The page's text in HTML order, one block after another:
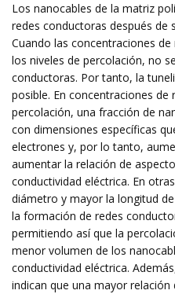
Los nanocables de la matriz
redes conductoras después de
Cuando las concentraciones
los niveles de percolación, no
conductoras. Por tanto, la
posible. En concentraciones
percolación, una fracción de
con dimensiones específicas
electrones y, por lo tanto,
aumentar la relación de
conductividad eléctrica. En
diámetro y mayor la longitud
la formación de redes
permitiendo así que la
menor volumen de los
conductividad eléctrica.
indican que una mayor